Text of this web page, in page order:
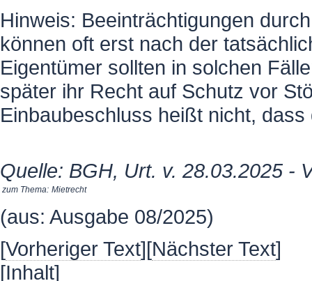
Hinweis: Beeinträchtigungen
können oft erst nach der
Eigentümer sollten in solchen
später ihr Recht auf Schutz vor
Einbaubeschluss heißt nicht,
Quelle: BGH, Urt. v. 28.03.2025 -
zum Thema: Mietrecht
(aus: Ausgabe 08/2025)
[Vorheriger Text][Nächster Text]
[Inhalt]